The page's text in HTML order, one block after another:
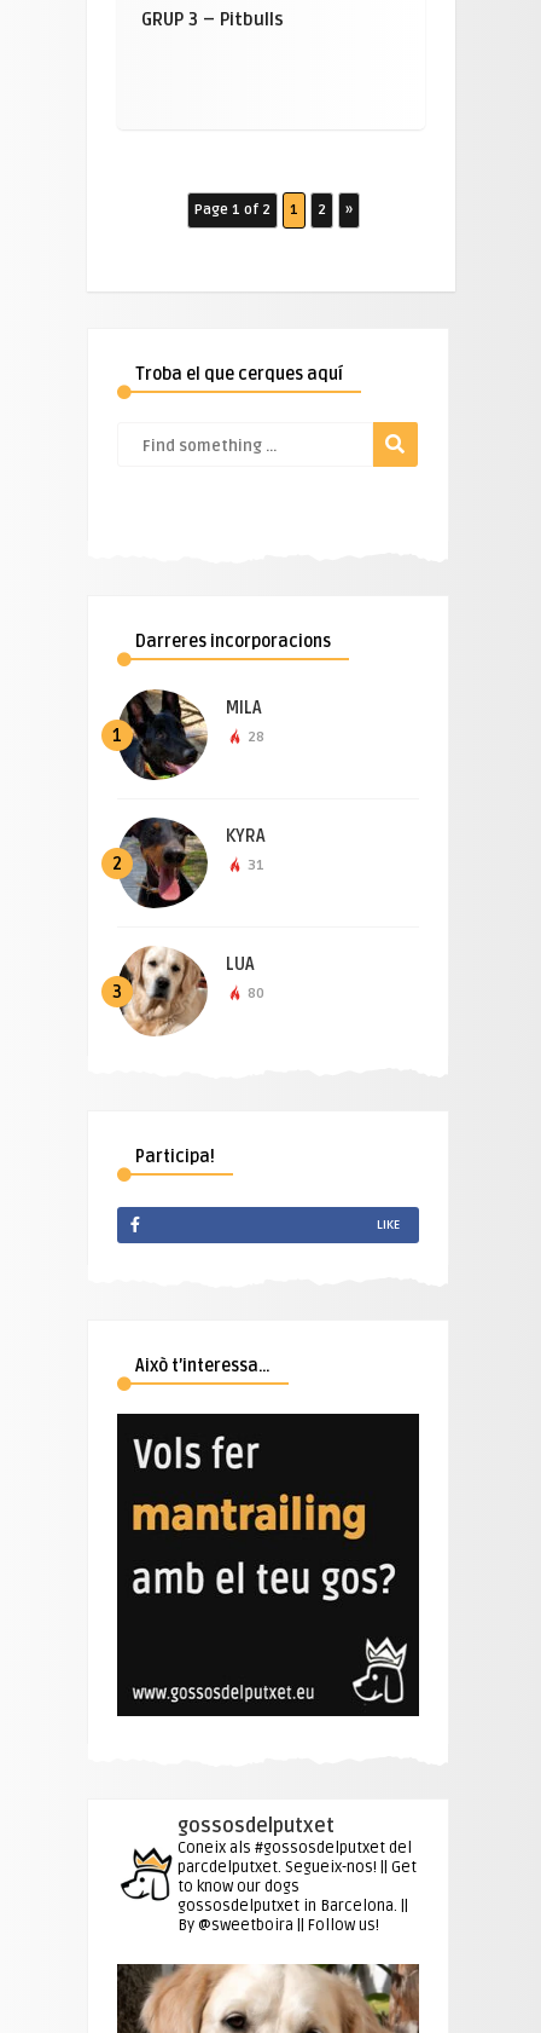
GRUP 3 – Pitbulls
Page 1 of 2 1 2 »
Troba el que cerques aquí
Darreres incorporacions
1
MILA
28
2
KYRA
31
3
LUA
80
Participa!
LIKE
Això t’interessa…
gossosdelputxet
Coneix als #gossosdelputxet del
parcdelputxet. Segueix-nos! || Get
to know our dogs
gossosdelputxet in Barcelona. ||
By @sweetboira || Follow us!